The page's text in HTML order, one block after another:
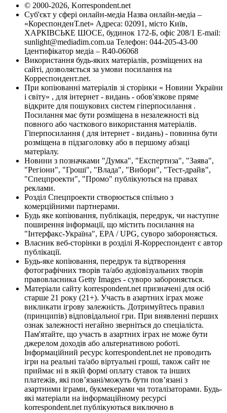
© 2000-2026, Korrespondent.net
Суб'єкт у сфері онлайн-медіа Назва онлайн-медіа –
«КореспонденТ.net» Адреса: 02091, місто Київ,
ХАРКІВСЬКЕ ШОСЕ, будинок 172-Б, офіс 208/1 E-mail:
sunlight@mediadim.com.ua Телефон: 044-205-43-00
Ідентифікатор медіа – R40-06068
Використання будь-яких матеріалів, розміщених на
сайті, дозволяється за умови посилання на
Корреспондент.net.
При копіюванні матеріалів зі сторінки « Новини України
і світу» , для інтернет - видань - обов'язкове пряме
відкрите для пошукових систем гіперпосилання .
Посилання має бути розміщена в незалежності від
повного або часткового використання матеріалів.
Гіперпосилання ( для інтернет - видань) - повинна бути
розміщена в підзаголовку або в першому абзаці
матеріалу.
Новини з позначками "Думка", "Експертиза", "Заява",
"Регіони", "Гроші", "Влада", "Вибори", "Тест-драйв",
"Спецпроекти", "Промо" публікуються на правах
реклами.
Розділ Спецпроекти створюється спільно з
комерційними партнерами.
Будь яке копіювання, публікація, передрук, чи наступне
поширення інформації, що містить посилання на
"Інтерфакс-Україна", EPA / UPG, суворо забороняється.
Власник веб-сторінки в розділі Я-Корреспондент є автор
публікації.
Будь-яке копіювання, передрук та відтворення
фотографічних творів та/або аудіовізуальних творів
правовласника Getty Images - суворо забороняється.
Матеріали сайту korrespondent.net призначені для осіб
старше 21 року (21+). Участь в азартних іграх може
викликати ігрову залежність. Дотримуйтесь правил
(принципів) відповідальної гри. При виявленні перших
ознак залежності негайно зверніться до спеціаліста.
Пам'ятайте, що участь в азартних іграх не може бути
джерелом доходів або альтернативою роботі.
Інформаційний ресурс korrespondent.net не проводить
ігри на реальні та/або віртуальні гроші, також сайт не
приймає ні в якій формі оплату ставок та інших
платежів, які пов’язані/можуть бути пов’язані з
азартними іграми, букмекерами чи тоталізаторами. Будь-
які матеріали на інформаційному ресурсі
korrespondent.net публікуються виключно в